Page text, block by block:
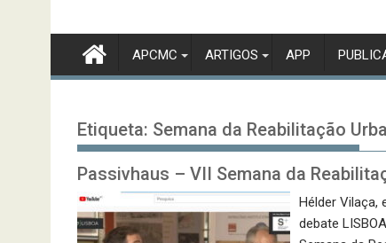
APCMC ARTIGOS APP
Etiqueta: Semana da Reabilitação
Passivhaus – VII Semana da
Hélder
debate